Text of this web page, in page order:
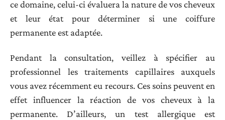
ce domaine, celui-ci évaluera la nature de vos cheveux
et leur état pour déterminer si une coiffure
permanente est adaptée.
Pendant la consultation, veillez à spécifier au
professionnel les traitements capillaires auxquels
vous avez récemment eu recours. Ces soins peuvent en
effet influencer la réaction de vos cheveux à la
permanente. D’ailleurs, un test allergique est